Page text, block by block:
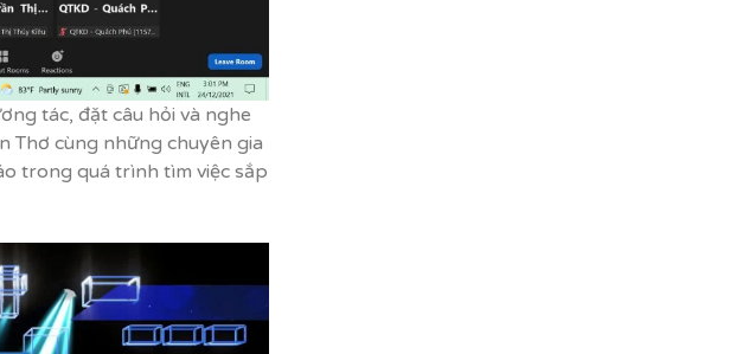
tác, đặt câu hỏi và nghe
Thơ cùng những chuyên gia
trong quá trình tìm việc sắp